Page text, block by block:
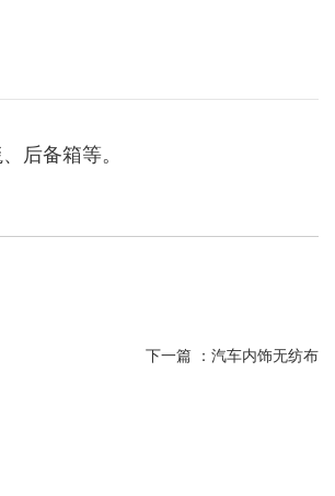
后备箱等。
下一篇 ： 汽车内饰无纺布